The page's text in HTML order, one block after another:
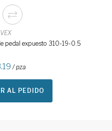
pedal expuesto 310-19-0.5
/ pza
AL PEDIDO